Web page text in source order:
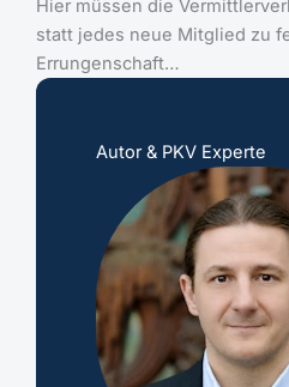
Hier müssen die
statt jedes neue Mitglied zu
Errungenschaft…
Autor & PKV Experte